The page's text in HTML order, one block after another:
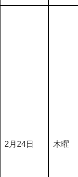
2月24日 木曜